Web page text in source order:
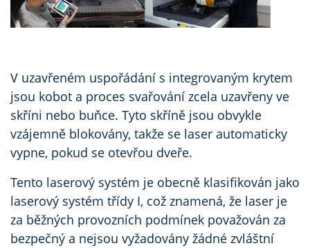
V uzavřeném uspořádání s integrovaným krytem
jsou kobot a proces svařování zcela uzavřeny ve
skříni nebo buňce. Tyto skříně jsou obvykle
vzájemně blokovány, takže se laser automaticky
vypne, pokud se otevřou dveře.
Tento laserový systém je obecně klasifikován jako
laserový systém třídy I, což znamená, že laser je
za běžných provozních podmínek považován za
bezpečný a nejsou vyžadovány žádné zvláštní